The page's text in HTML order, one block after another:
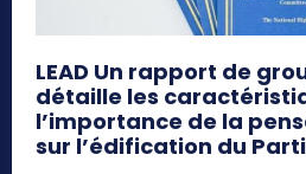
LEAD Un rapport de
détaille les
l’importance de la
sur l’édification du Parti